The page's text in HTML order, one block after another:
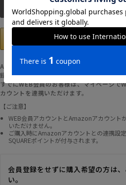
新規会員
Amazonアカウントの登録情報を使用して
録が可能です。
すでにWEB会員のお客様は、マイページ
カウントを連携いただけます。
【ご注意】
WEB会員アカウントとAmazonアカウント
いただけません。
ご購入時にAmazonアカウントとの連携設
SQUAREポイントが付与されます。
会員登録をせずに購入希望の方は
い。